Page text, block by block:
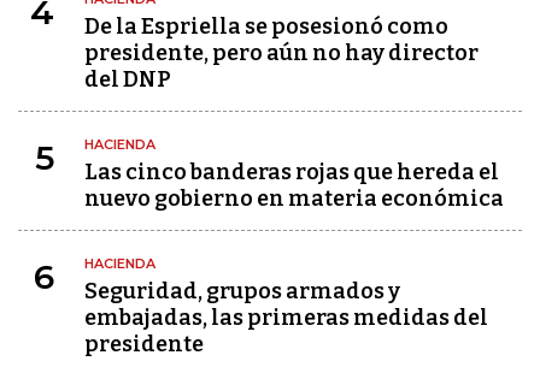
4
De la Espriella se posesionó como
presidente, pero aún no hay director
del DNP
5 HACIENDA
Las cinco banderas rojas que hereda el
nuevo gobierno en materia económica
6 HACIENDA
Seguridad, grupos armados y
embajadas, las primeras medidas del
presidente